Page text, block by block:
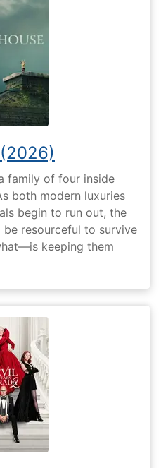
family of four inside
both modern luxuries
begin to run out, the
resourceful to survive
keeping them